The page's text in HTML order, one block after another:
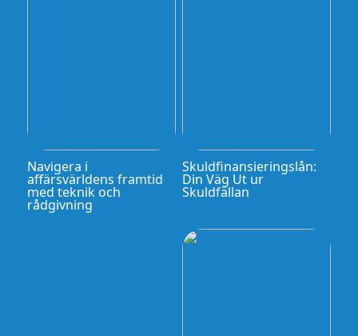
Navigera i
affärsvärldens framtid
med teknik och
rådgivning
Skuldfinansieringslån:
Din Väg Ut ur
Skuldfällan